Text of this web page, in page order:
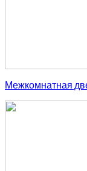
Межкомнатная